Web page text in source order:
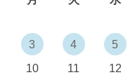
3
4 5
10
11 12